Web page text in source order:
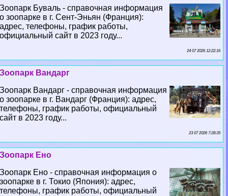
Зоопарк Буваль - справочная информация
о зоопарке в г. Сент-Эньян (Франция):
адрес, телефоны, график работы,
официальный сайт в 2023 году...
24 07 2026 12:22:16
Зоопарк Вандарг
Зоопарк Вандарг - справочная информация
о зоопарке в г. Вандарг (Франция): адрес,
телефоны, график работы, официальный
сайт в 2023 году...
23 07 2026 7:28:35
Зоопарк Ено
Зоопарк Ено - справочная информация о
зоопарке в г. Токио (Япония): адрес,
телефоны, график работы, официальный